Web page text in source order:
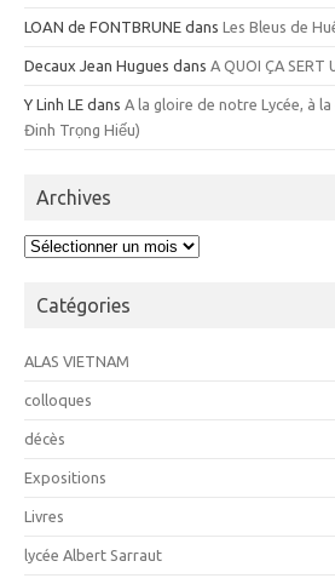
LOAN de FONTBRUNE dans Les Bleus de
Decaux Jean Hugues dans A QUOI ÇA SERT
Y Linh LE dans A la gloire de notre Lycée, à
Đinh Trọng Hiếu)
Archives
Archives
Catégories
ALAS VIETNAM
colloques
décès
Expositions
Livres
lycée Albert Sarraut